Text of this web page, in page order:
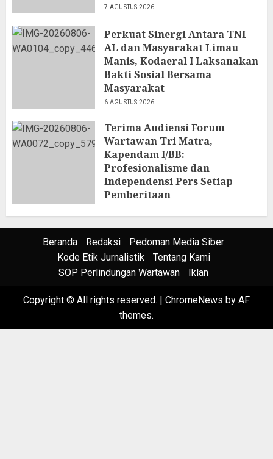
7 AGUSTUS 2026
Perkuat Sinergi Antara TNI
AL dan Masyarakat Limau
Manis, Kodaeral I Laksanakan
Bakti Sosial Bersama
Masyarakat
6 AGUSTUS 2026
Terima Audiensi Forum
Wartawan Tri Matra,
Kapendam I/BB:
Profesionalisme dan
Independensi Pers Setiap
Pemberitaan
Beranda Redaksi
Pedoman Media Siber
Kode Etik Jurnalistik
Tentang Kami
SOP Perlindungan Wartawan
Iklan
Copyright © All rights reserved. | ChromeNews by AF
themes.